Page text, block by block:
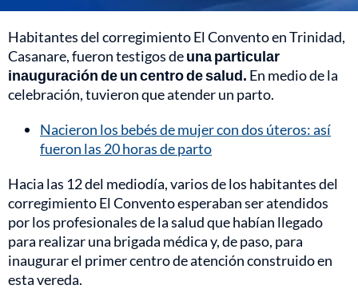
Habitantes del corregimiento El Convento en Trinidad,
Casanare, fueron testigos deuna particular
inauguración de un centro de salud. En medio de la
celebración, tuvieron que atender un parto.
Nacieron los bebés de mujer con dos úteros: así
fueron las 20 horas de parto
Hacia las 12 del mediodía, varios de los habitantes del
corregimiento El Convento esperaban ser atendidos
por los profesionales de la salud que habían llegado
para realizar una brigada médica y, de paso, para
inaugurar el primer centro de atención construido en
esta vereda.